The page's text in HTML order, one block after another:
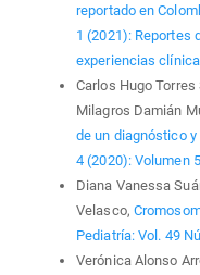
reportado en
1 (2021): Reportes
experiencias
Carlos Hugo
Milagros Damián
de un diagnóstico
4 (2020): Volumen
Diana Vanessa
Velasco,
Pediatría: Vol. 49
Verónica Alonso